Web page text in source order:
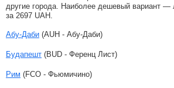
другие города. Наиболее дешевый вариант —
за 2697 UAH
Абу-Даби (AUH - Абу-Даби)
Будапешт (BUD - Ференц Лист)
Рим (FCO - Фьюмичино)